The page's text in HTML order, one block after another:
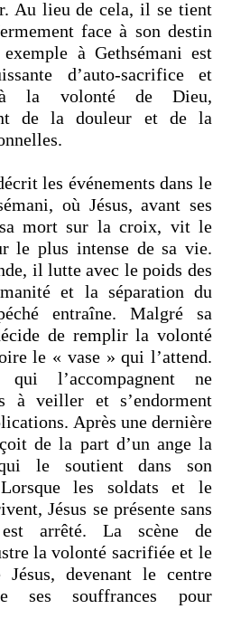
Au lieu de cela, il se tient
face à son destin
à Gethsémani est
d’auto-sacrifice et
à la volonté de Dieu,
de la douleur et de la
les événements dans le
où Jésus, avant ses
mort sur la croix, vit le
le plus intense de sa vie.
il lutte avec le poids des
et la séparation du
entraîne. Malgré sa
de remplir la volonté
le « vase » qui l’attend.
l’accompagnent ne
à veiller et s’endorment
Après une dernière
de la part d’un ange la
le soutient dans son
Lorsque les soldats et le
Jésus se présente sans
arrêté. La scène de
la volonté sacrifiée et le
Jésus, devenant le centre
ses souffrances pour